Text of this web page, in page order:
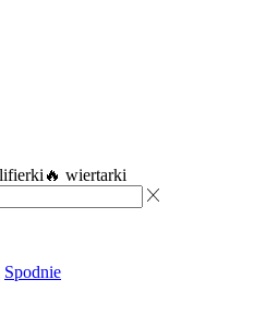
🔥 wiertarki
Spodnie